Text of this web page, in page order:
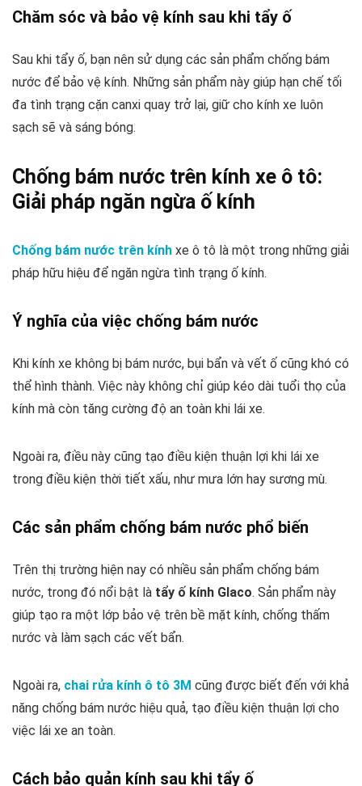
Chăm sóc và bảo vệ kính sau khi tẩy ố
Sau khi tẩy ố, bạn nên sử dụng các sản phẩm chống bám
nước để bảo vệ kính. Những sản phẩm này giúp hạn chế tối
đa tình trạng cặn canxi quay trở lại, giữ cho kính xe luôn
sạch sẽ và sáng bóng.
Chống bám nước trên kính xe ô tô:
Giải pháp ngăn ngừa ố kính
Chống bám nước trên kính xe ô tô là một trong những giải
pháp hữu hiệu để ngăn ngừa tình trạng ố kính.
Ý nghĩa của việc chống bám nước
Khi kính xe không bị bám nước, bụi bẩn và vết ố cũng khó có
thể hình thành. Việc này không chỉ giúp kéo dài tuổi thọ của
kính mà còn tăng cường độ an toàn khi lái xe.
Ngoài ra, điều này cũng tạo điều kiện thuận lợi khi lái xe
trong điều kiện thời tiết xấu, như mưa lớn hay sương mù.
Các sản phẩm chống bám nước phổ biến
Trên thị trường hiện nay có nhiều sản phẩm chống bám
nước, trong đó nổi bật là tẩy ố kính Glaco. Sản phẩm này
giúp tạo ra một lớp bảo vệ trên bề mặt kính, chống thấm
nước và làm sạch các vết bẩn.
Ngoài ra, chai rửa kính ô tô 3M cũng được biết đến với khả
năng chống bám nước hiệu quả, tạo điều kiện thuận lợi cho
việc lái xe an toàn.
Cách bảo quản kính sau khi tẩy ố